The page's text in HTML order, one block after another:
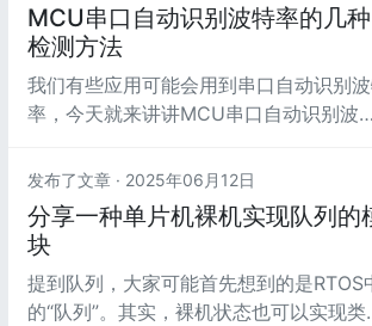
MCU串口自动识别波特率的几种
检测方法
我们有些应用可能会用到串口自动识别
率，今天就来讲讲MCU串口自动识别波特
发布了文章 · 2025年06月12日
分享一种单片机裸机实现队列的
块
提到队列，大家可能首先想到的是RTOS
的“队列”。其实，裸机状态也可以实现类